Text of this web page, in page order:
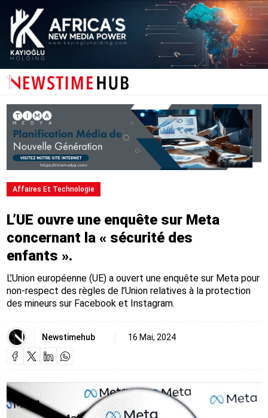
Affaires Et Technologie
L’UE ouvre une enquête sur Meta
concernant la « sécurité des
enfants ».
L’Union européenne (UE) a ouvert une enquête sur Meta pour
non-respect des règles de l’Union relatives à la protection
des mineurs sur Facebook et Instagram.
Newstimehub 16 Mai, 2024